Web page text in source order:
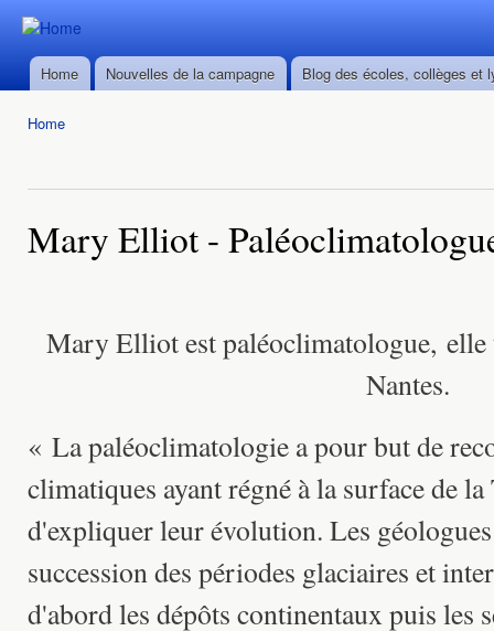
Durban ->
Walvis Bay
au
Durban ->
Walvis Bay
du 28/02
au
Main menu
Home Nouvelles de la campagne Blog des écoles, collèges et
Home
Mary Elliot -
Mary Elliot est paléoclimatologue,
Nantes.
« La paléoclimatologie a pour but de
climatiques ayant régné à la surface de la
d'expliquer leur évolution. Les
succession des périodes glaciaires et
d'abord les dépôts continentaux puis les